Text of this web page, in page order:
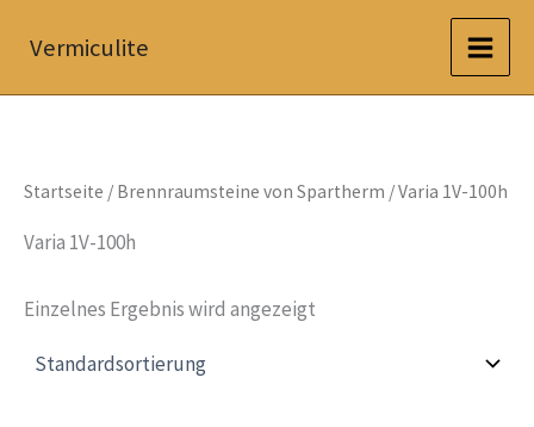
InhaltVermiculite
Startseite / Brennraumsteine von Spartherm / Varia 1V-100h
Varia 1V-100h
Einzelnes Ergebnis wird angezeigt